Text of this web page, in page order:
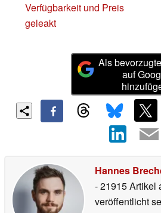
Verfügbarkeit und Preis
geleakt
Als
auf
Hannes
- 21915 Artikel
veröffentlicht